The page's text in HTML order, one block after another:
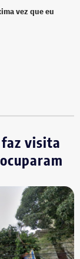
vez que eu
faz visita